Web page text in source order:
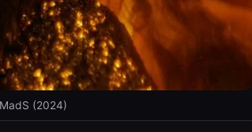
(2024)